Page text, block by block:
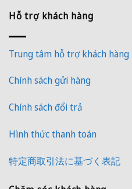
Hỗ trợ khách hàng
Trung tâm hỗ trợ khách hàng
Chính sách gửi hàng
Chính sách đổi trả
Hình thức thanh toán
特定商取引法に基づく表記